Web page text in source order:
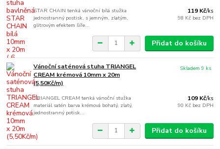
STAR CHAIN tenká vánoční bílá stužka
jednostranný postisk, s jemným, zlatým,
glitrovým efektem šíře...
119 Kč/ks
98 Kč bez DPH
Přidat do košíku
Vánoční saténová stuha TRIANGEL
CREAM krémová 10mm x 20m
(5,50Kč/m)
TRIANGEL CREAM tenká vánoční stužka
materiál satén barva krémová bohatý, zlatý,
jednostranný potisk...
109 Kč/ks
90 Kč bez DPH
Skladem 9 ks
Přidat do košíku